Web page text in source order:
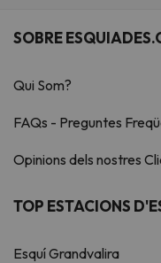
SOBRE
Qui Som?
FAQs - Preguntes
Opinions dels nostres
TOP ESTACIONS
Esquí Grandvalira